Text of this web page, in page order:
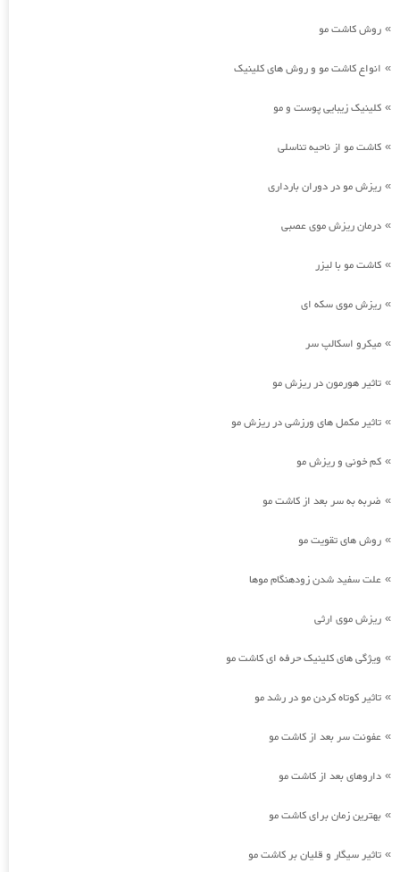
» روش کاشت مو
» انواع کاشت مو و روش های کلینیک
» کلینیک زیبایی پوست و مو
» کاشت مو از ناحیه تناسلی
» ریزش مو در دوران بارداری
» درمان ریزش موی عصبی
» کاشت مو با لیزر
» ریزش موی سکه ای
» میکرو اسکالپ سر
» تاثیر هورمون در ریزش مو
» تاثیر مکمل های ورزشی در ریزش مو
» کم خونی و ریزش مو
» ضربه به سر بعد از کاشت مو
» روش های تقویت مو
» علت سفید شدن زودهنگام موها
» ریزش موی ارثی
» ویژگی های کلینیک حرفه ای کاشت مو
» تاثیر کوتاه کردن مو در رشد مو
» عفونت سر بعد از کاشت مو
» داروهای بعد از کاشت مو
» بهترین زمان برای کاشت مو
» تاثیر سیگار و قلیان بر کاشت مو